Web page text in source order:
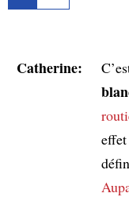
Catherine: